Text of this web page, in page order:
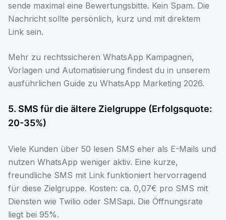
sende maximal eine Bewertungsbitte. Kein Spam. Die
Nachricht sollte persönlich, kurz und mit direktem
Link sein.
Mehr zu rechtssicheren WhatsApp Kampagnen,
Vorlagen und Automatisierung findest du in unserem
ausführlichen Guide zu WhatsApp Marketing 2026.
5. SMS für die ältere Zielgruppe (Erfolgsquote:
20-35%)
Viele Kunden über 50 lesen SMS eher als E-Mails und
nutzen WhatsApp weniger aktiv. Eine kurze,
freundliche SMS mit Link funktioniert hervorragend
für diese Zielgruppe. Kosten: ca. 0,07€ pro SMS mit
Diensten wie Twilio oder SMSapi. Die Öffnungsrate
liegt bei 95%.